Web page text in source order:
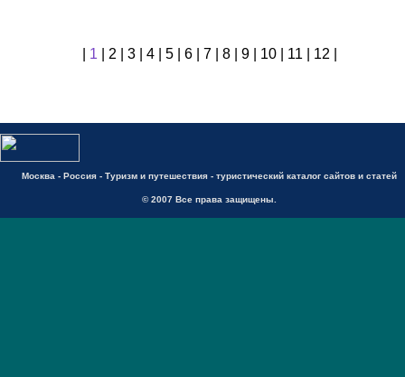
1 2 3| 4| 5| 6| 7| 8| 9| 10| 11 12
Москва - Россия - Туризм и путешествия - туристический каталог сайтов и статей
© 2007 Все права защищены.